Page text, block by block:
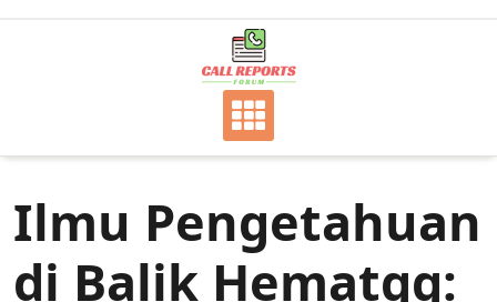
Ilmu Pengetahuan
di Balik Hematqq: